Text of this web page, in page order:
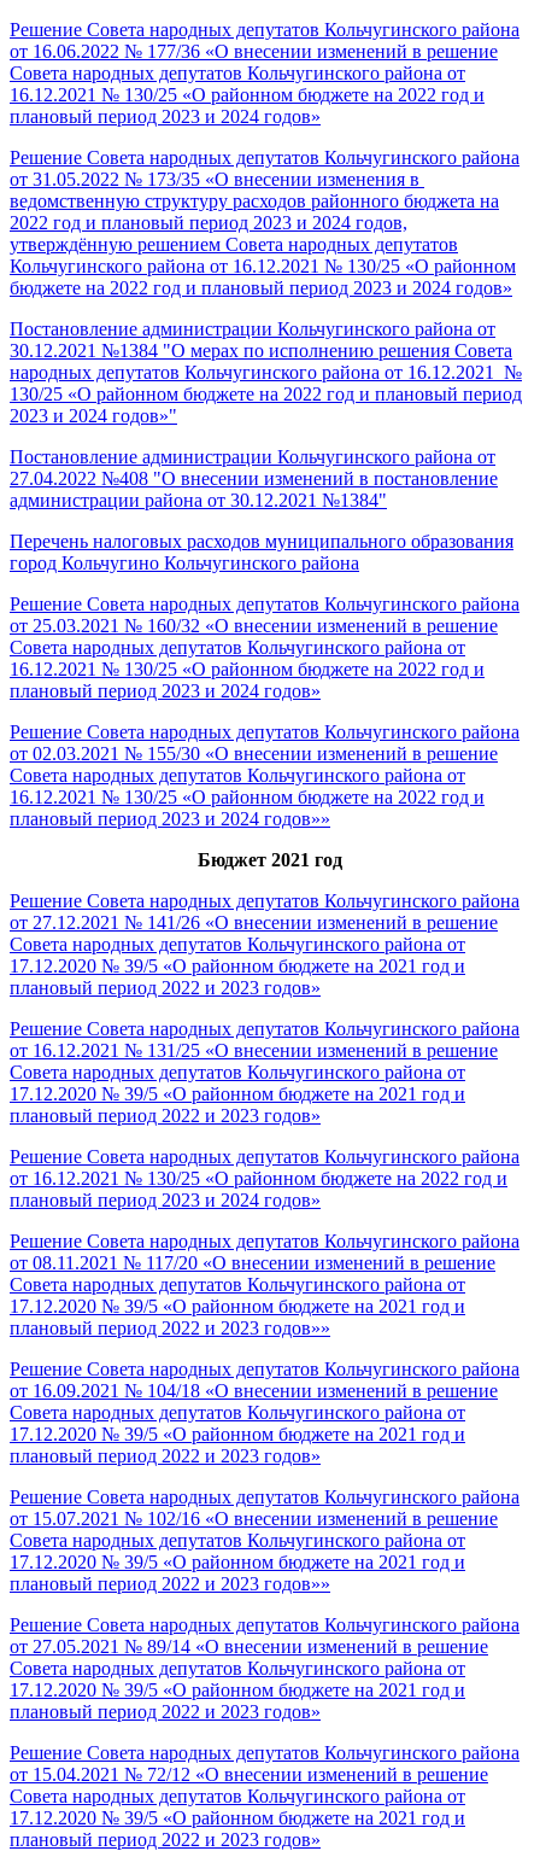
Решение Совета народных депутатов Кольчугинского района
от 16.06.2022 № 177/36 «О внесении изменений в решение
Совета народных депутатов Кольчугинского района от
16.12.2021 № 130/25 «О районном бюджете на 2022 год и
плановый период 2023 и 2024 годов»
Решение Совета народных депутатов Кольчугинского района
от 31.05.2022 № 173/35 «О внесении изменения в
ведомственную структуру расходов районного бюджета на
2022 год и плановый период 2023 и 2024 годов,
утверждённую решением Совета народных депутатов
Кольчугинского района от 16.12.2021 № 130/25 «О районном
бюджете на 2022 год и плановый период 2023 и 2024 годов»
Постановление администрации Кольчугинского района от
30.12.2021 №1384 "О мерах по исполнению решения Совета
народных депутатов Кольчугинского района от 16.12.2021 №
130/25 «О районном бюджете на 2022 год и плановый период
2023 и 2024 годов»"
Постановление администрации Кольчугинского района от
27.04.2022 №408 "О внесении изменений в постановление
администрации района от 30.12.2021 №1384"
Перечень налоговых расходов муниципального образования
город Кольчугино Кольчугинского района
Решение Совета народных депутатов Кольчугинского района
от 25.03.2021 № 160/32 «О внесении изменений в решение
Совета народных депутатов Кольчугинского района от
16.12.2021 № 130/25 «О районном бюджете на 2022 год и
плановый период 2023 и 2024 годов»
Решение Совета народных депутатов Кольчугинского района
от 02.03.2021 № 155/30 «О внесении изменений в решение
Совета народных депутатов Кольчугинского района от
16.12.2021 № 130/25 «О районном бюджете на 2022 год и
плановый период 2023 и 2024 годов»»
Бюджет 2021 год
Решение Совета народных депутатов Кольчугинского района
от 27.12.2021 № 141/26 «О внесении изменений в решение
Совета народных депутатов Кольчугинского района от
17.12.2020 № 39/5 «О районном бюджете на 2021 год и
плановый период 2022 и 2023 годов»
Решение Совета народных депутатов Кольчугинского района
от 16.12.2021 № 131/25 «О внесении изменений в решение
Совета народных депутатов Кольчугинского района от
17.12.2020 № 39/5 «О районном бюджете на 2021 год и
плановый период 2022 и 2023 годов»
Решение Совета народных депутатов Кольчугинского района
от 16.12.2021 № 130/25 «О районном бюджете на 2022 год и
плановый период 2023 и 2024 годов»
Решение Совета народных депутатов Кольчугинского района
от 08.11.2021 № 117/20 «О внесении изменений в решение
Совета народных депутатов Кольчугинского района от
17.12.2020 № 39/5 «О районном бюджете на 2021 год и
плановый период 2022 и 2023 годов»»
Решение Совета народных депутатов Кольчугинского района
от 16.09.2021 № 104/18 «О внесении изменений в решение
Совета народных депутатов Кольчугинского района от
17.12.2020 № 39/5 «О районном бюджете на 2021 год и
плановый период 2022 и 2023 годов»
Решение Совета народных депутатов Кольчугинского района
от 15.07.2021 № 102/16 «О внесении изменений в решение
Совета народных депутатов Кольчугинского района от
17.12.2020 № 39/5 «О районном бюджете на 2021 год и
плановый период 2022 и 2023 годов»»
Решение Совета народных депутатов Кольчугинского района
от 27.05.2021 № 89/14 «О внесении изменений в решение
Совета народных депутатов Кольчугинского района от
17.12.2020 № 39/5 «О районном бюджете на 2021 год и
плановый период 2022 и 2023 годов»
Решение Совета народных депутатов Кольчугинского района
от 15.04.2021 № 72/12 «О внесении изменений в решение
Совета народных депутатов Кольчугинского района от
17.12.2020 № 39/5 «О районном бюджете на 2021 год и
плановый период 2022 и 2023 годов»